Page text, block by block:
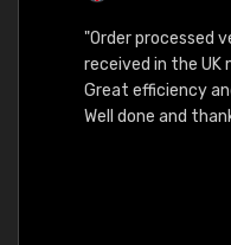
"Order processed
received in the UK
Great efficiency
Well done and